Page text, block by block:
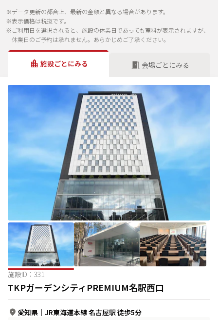
※データ更新の都合上、最新の金額と異なる場合があります。
※表示価格は税抜です。
※ご利用日を選択されると、施設の休業日であっても室料が表示されますが、
休業日のご予約は承れません。あらかじめご了承ください。
施設ごとにみる 会場ごとにみる
施設ID： 331
TKPガーデンシティPREMIUM名駅西口
愛知県 ｜ JR東海道本線 名古屋駅 徒歩5分